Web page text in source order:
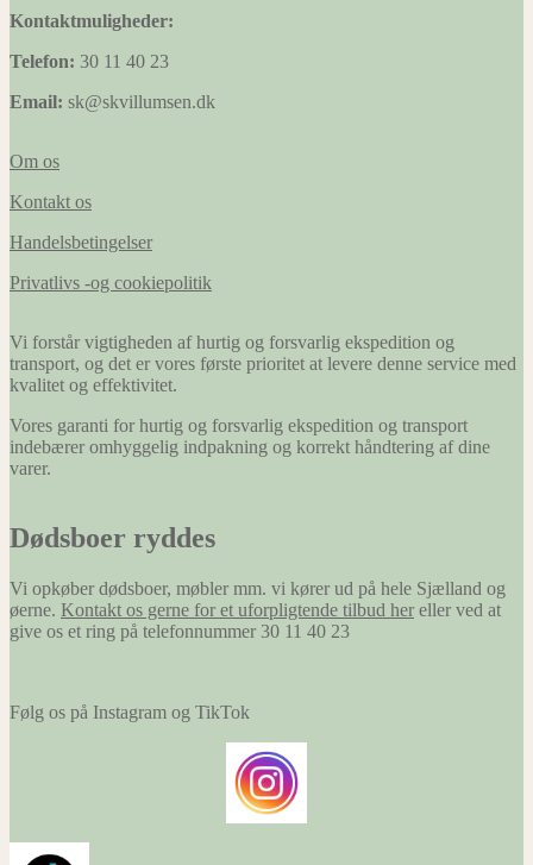
Kontaktmuligheder:
Telefon: 30 11 40 23
Email: sk@skvillumsen.dk
Om os
Kontakt os
Handelsbetingelser
Privatlivs -og cookiepolitik
Vi forstår vigtigheden af hurtig og forsvarlig ekspedition og
transport, og det er vores første prioritet at levere denne service med
kvalitet og effektivitet.
Vores garanti for hurtig og forsvarlig ekspedition og transport
indebærer omhyggelig indpakning og korrekt håndtering af dine
varer.
Dødsboer ryddes
Vi opkøber dødsboer, møbler mm. vi kører ud på hele Sjælland og
øerne. Kontakt os gerne for et uforpligtende tilbud her eller ved at
give os et ring på telefonnummer 30 11 40 23
Følg os på Instagram og TikTok